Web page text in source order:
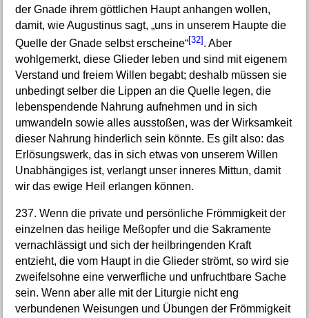
der Gnade ihrem göttlichen Haupt anhangen wollen,
damit, wie Augustinus sagt, „uns in unserem Haupte die
Quelle der Gnade selbst erscheine“[32] . Aber
wohlgemerkt, diese Glieder leben und sind mit eigenem
Verstand und freiem Willen begabt; deshalb müssen sie
unbedingt selber die Lippen an die Quelle legen, die
lebenspendende Nahrung aufnehmen und in sich
umwandeln sowie alles ausstoßen, was der Wirksamkeit
dieser Nahrung hinderlich sein könnte. Es gilt also: das
Erlösungswerk, das in sich etwas von unserem Willen
Unabhängiges ist, verlangt unser inneres Mittun, damit
wir das ewige Heil erlangen können.
237. Wenn die private und persönliche Frömmigkeit der
einzelnen das heilige Meßopfer und die Sakramente
vernachlässigt und sich der heilbringenden Kraft
entzieht, die vom Haupt in die Glieder strömt, so wird sie
zweifelsohne eine verwerfliche und unfruchtbare Sache
sein. Wenn aber alle mit der Liturgie nicht eng
verbundenen Weisungen und Übungen der Frömmigkeit